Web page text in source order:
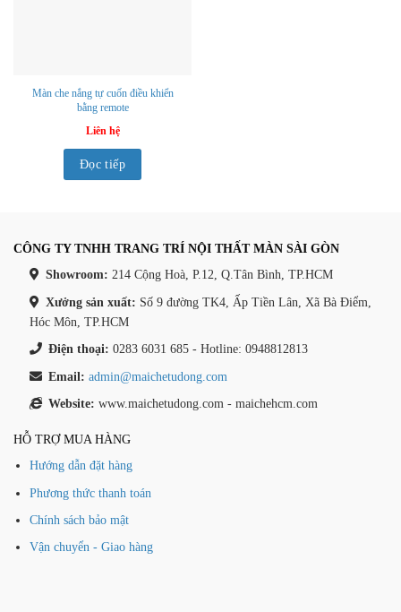
Màn che nắng tự cuốn điều khiển
bằng remote
Liên hệ
Đọc tiếp
CÔNG TY TNHH TRANG TRÍ NỘI THẤT MÀN SÀI GÒN
Showroom: 214 Cộng Hoà, P.12, Q.Tân Bình, TP.HCM
Xưởng sản xuất: Số 9 đường TK4, Ấp Tiền Lân, Xã Bà Điểm,
Hóc Môn, TP.HCM
Điện thoại: 0283 6031 685 - Hotline: 0948812813
Email: admin@maichetudong.com
Website: www.maichetudong.com - maichehcm.com
HỖ TRỢ MUA HÀNG
Hướng dẫn đặt hàng
Phương thức thanh toán
Chính sách bảo mật
Vận chuyển - Giao hàng